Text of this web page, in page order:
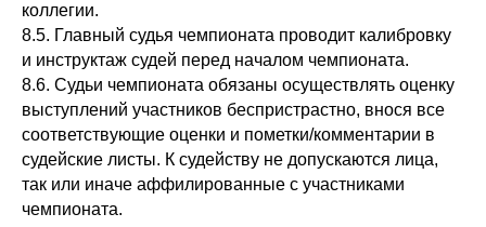
коллегии.
8.5. Главный судья чемпионата проводит калибровку
и инструктаж судей перед началом чемпионата.
8.6. Судьи чемпионата обязаны осуществлять оценку
выступлений участников беспристрастно, внося все
соответствующие оценки и пометки/комментарии в
судейские листы. К судейству не допускаются лица,
так или иначе аффилированные с участниками
чемпионата.
hello@flowfest-coffee.ru